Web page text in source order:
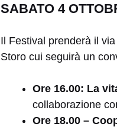
SABATO 4
Il Festival prenderà il
Storo cui seguirà un
Ore 16.00: La
collaborazione
Ore 18.00 –